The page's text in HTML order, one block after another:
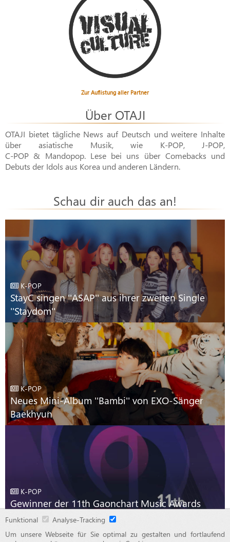
Funktional
Analyse-Tracking
Um unsere Webseite für Sie optimal zu gestalten und fortlaufend
Zur Auflistung aller Partner
Über OTAJI
OTAJI bietet tägliche News auf Deutsch und weitere Inhalte
über asiatische Musik, wie K-POP, J-POP,
C-POP & Mandopop. Lese bei uns über Comebacks und
Debuts der Idols aus Korea und anderen Ländern.
Schau dir auch das an!
K-POP
StayC singen ''ASAP'' aus ihrer zweiten Single
''Staydom''
K-POP
Neues Mini-Album ''Bambi'' von EXO-Sänger
Baekhyun
K-POP
Gewinner der 11th Gaonchart Music Awards
2021